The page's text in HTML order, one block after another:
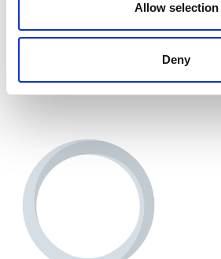
Allow selection
Deny
Informationen sollten für alle am
leicht zugänglich und nützlich sein.
Prozess digitalisieren, können Sie
den aktuellsten Informationen